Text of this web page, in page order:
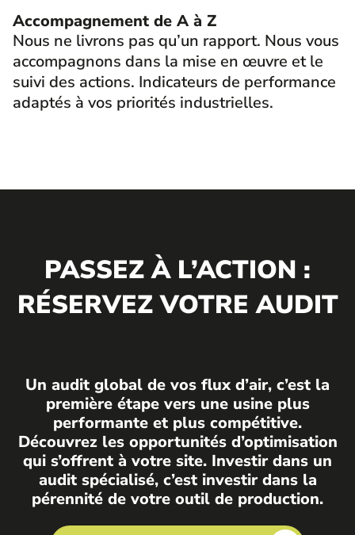
Accompagnement de A à Z
Nous ne livrons pas qu’un rapport. Nous vous
accompagnons dans la mise en œuvre et le
suivi des actions. Indicateurs de performance
adaptés à vos priorités industrielles.
PASSEZ À L’ACTION :
RÉSERVEZ VOTRE AUDIT
Un audit global de vos flux d’air, c’est la
première étape vers une usine plus
performante et plus compétitive.
Découvrez les opportunités d’optimisation
qui s’offrent à votre site. Investir dans un
audit spécialisé, c’est investir dans la
pérennité de votre outil de production.